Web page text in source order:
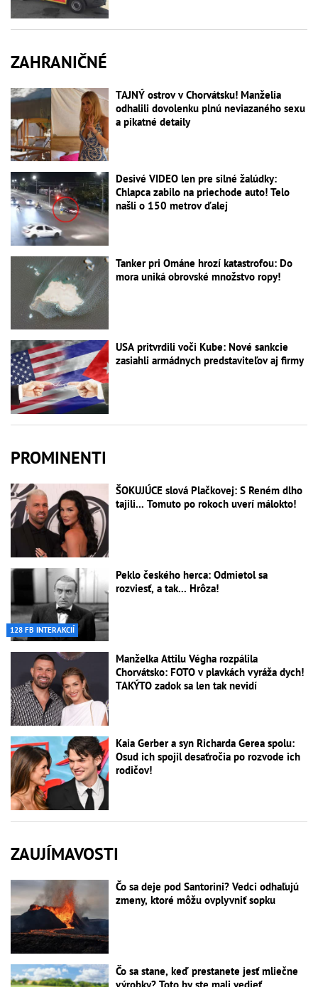
ZAHRANIČNÉ
TAJNÝ ostrov v Chorvátsku! Manželia
odhalili dovolenku plnú neviazaného sexu
a pikatné detaily
Desivé VIDEO len pre silné žalúdky:
Chlapca zabilo na priechode auto! Telo
našli o 150 metrov ďalej
Tanker pri Ománe hrozí katastrofou: Do
mora uniká obrovské množstvo ropy!
USA pritvrdili voči Kube: Nové sankcie
zasiahli armádnych predstaviteľov aj firmy
PROMINENTI
ŠOKUJÚCE slová Plačkovej: S Reném dlho
tajili... Tomuto po rokoch uverí málokto!
128 FB INTERAKCIÍ
Peklo českého herca: Odmietol sa
rozviesť, a tak... Hrôza!
Manželka Attilu Végha rozpálila
Chorvátsko: FOTO v plavkách vyráža dych!
TAKÝTO zadok sa len tak nevidí
Kaia Gerber a syn Richarda Gerea spolu:
Osud ich spojil desaťročia po rozvode ich
rodičov!
ZAUJÍMAVOSTI
Čo sa deje pod Santorini? Vedci odhaľujú
zmeny, ktoré môžu ovplyvniť sopku
Čo sa stane, keď prestanete jesť mliečne